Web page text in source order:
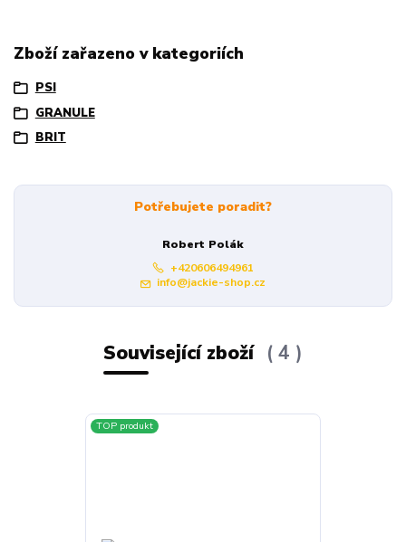
Zboží zařazeno v kategoriích
PSI
GRANULE
BRIT
Potřebujete poradit?
Robert Polák
+420606494961
info@jackie-shop.cz
Související zboží 4
TOP produkt